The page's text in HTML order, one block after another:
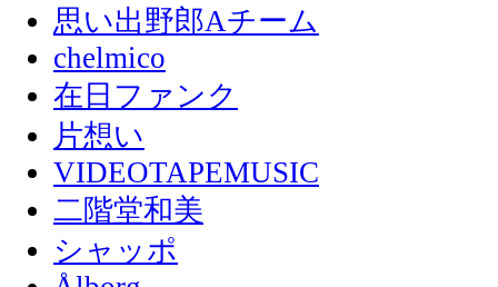
思い出野郎Aチーム
chelmico
在日ファンク
片想い
VIDEOTAPEMUSIC
二階堂和美
シャッポ